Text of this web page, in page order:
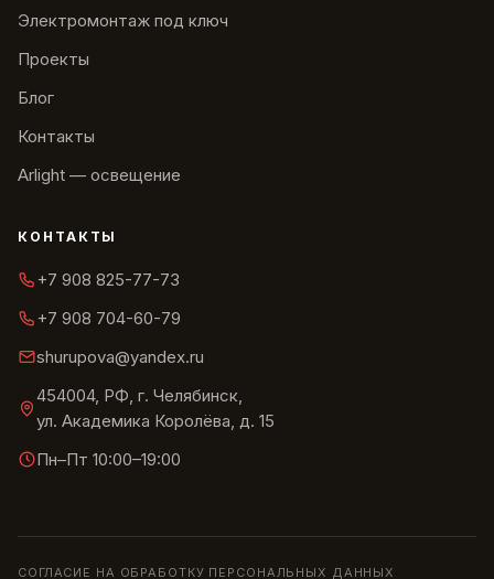
Электромонтаж под ключ
Проекты
Блог
Контакты
Arlight — освещение
КОНТАКТЫ
+7 908 825-77-73
+7 908 704-60-79
shurupova@yandex.ru
454004, РФ, г. Челябинск,
ул. Академика Королёва, д. 15
Пн–Пт 10:00–19:00
СОГЛАСИЕ НА ОБРАБОТКУ ПЕРСОНАЛЬНЫХ ДАННЫХ